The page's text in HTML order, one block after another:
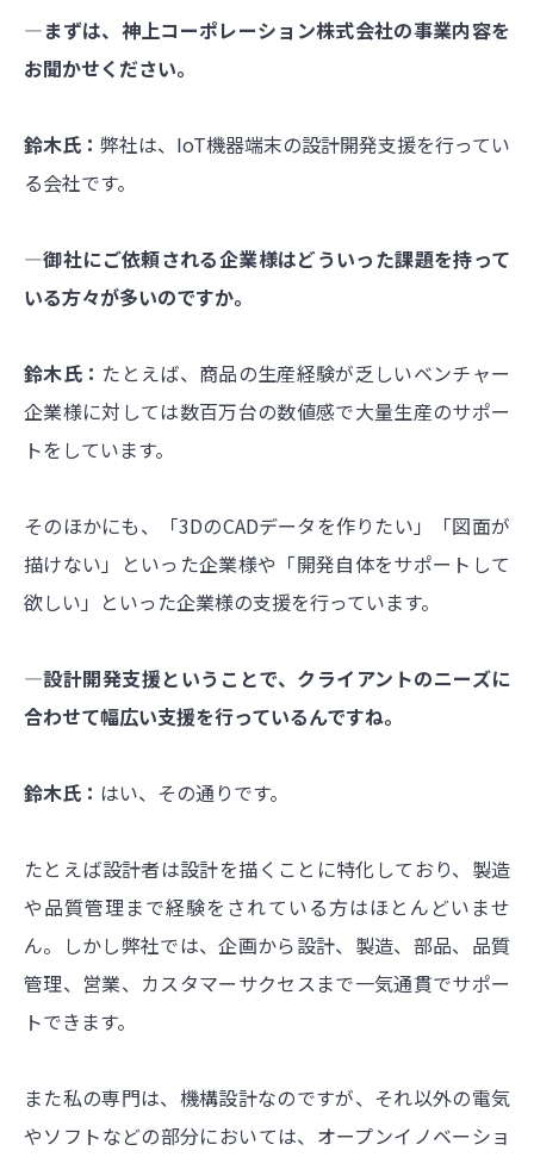
―まずは、神上コーポレーション株式会社の事業内容を
お聞かせください。
鈴木氏： 弊社は、IoT機器端末の設計開発支援を行ってい
る会社です。
―御社にご依頼される企業様はどういった課題を持って
いる方々が多いのですか。
鈴木氏： たとえば、商品の生産経験が乏しいベンチャー
企業様に対しては数百万台の数値感で大量生産のサポー
トをしています。
そのほかにも、「3DのCADデータを作りたい」「図面が
描けない」といった企業様や「開発自体をサポートして
欲しい」といった企業様の支援を行っています。
―設計開発支援ということで、クライアントのニーズに
合わせて幅広い支援を行っているんですね。
鈴木氏： はい、その通りです。
たとえば設計者は設計を描くことに特化しており、製造
や品質管理まで経験をされている方はほとんどいませ
ん。しかし弊社では、企画から設計、製造、部品、品質
管理、営業、カスタマーサクセスまで一気通貫でサポー
トできます。
また私の専門は、機構設計なのですが、それ以外の電気
やソフトなどの部分においては、オープンイノベーショ